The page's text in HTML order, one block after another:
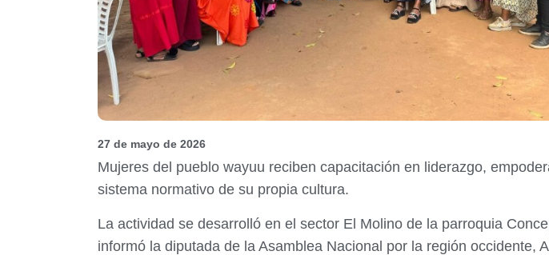
27 de mayo de 2026
Mujeres del pueblo wayuu reciben capacitación en liderazgo,
sistema normativo de su propia cultura.
La actividad se desarrolló en el sector El Molino de la parroquia
informó la diputada de la Asamblea Nacional por la región occidente,